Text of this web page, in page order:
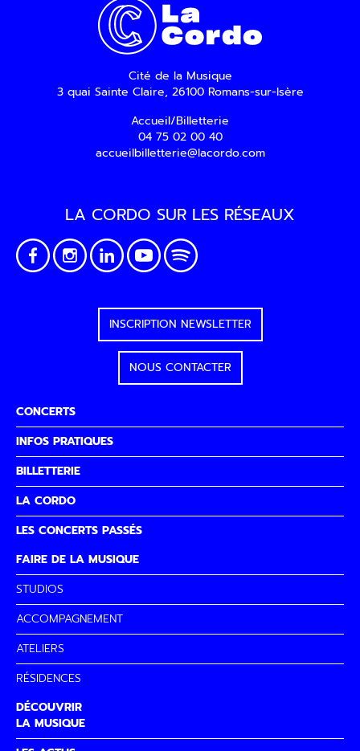
Cité de la Musique
3 quai Sainte Claire, 26100 Romans-sur-Isère
Accueil/Billetterie
04 75 02 00 40
accueilbilletterie@lacordo.com
CONCERTS
INFOS PRATIQUES
BILLETTERIE
LA CORDO
LES CONCERTS PASSÉS
FAIRE DE LA MUSIQUE
STUDIOS
ACCOMPAGNEMENT
ATELIERS
RÉSIDENCES
DÉCOUVRIR
LA MUSIQUE
LA CORDO SUR LES RÉSEAUX
INSCRIPTION NEWSLETTER
NOUS CONTACTER
En indiquant votre adresse email, vous
consentez à recevoir notre lettre
d’information par voie électronique. Vous
pouvez vous désinscrire à tout moment via
les liens de désinscription ou en nous
contactant. Pour en savoir plus, consultez